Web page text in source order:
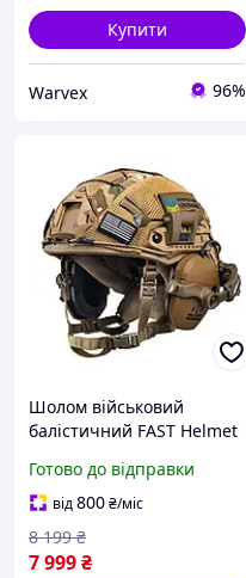
Купити
Warvex 96%
Шолом військовий
балістичний FAST Helmet
тактичні навушники
Walkers та ліхтар койот
Готово до відправки
від800₴/міс
7 999₴
8 199 ₴